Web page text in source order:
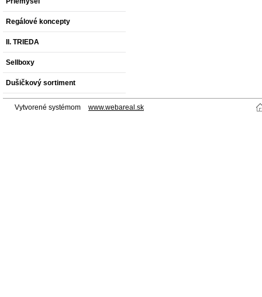
Regálové koncepty
II. TRIEDA
Sellboxy
Dušičkový sortiment
Vytvorené systémom www.webareal.sk